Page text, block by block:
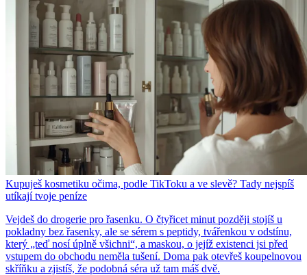
Kupuješ kosmetiku očima, podle TikToku a ve slevě? Tady nejspíš
utíkají tvoje peníze
Vejdeš do drogerie pro řasenku. O čtyřicet minut později stojíš u
pokladny bez řasenky, ale se sérem s peptidy, tvářenkou v odstínu,
který „teď nosí úplně všichni“, a maskou, o jejíž existenci jsi před
vstupem do obchodu neměla tušení. Doma pak otevřeš koupelnovou
skříňku a zjistíš, že podobná séra už tam máš dvě.